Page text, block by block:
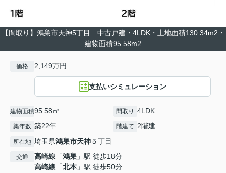
【間取り】鴻巣市天神5丁目 中古戸建・4LDK・土地面積130.34m2・
建物面積95.58m2
価格 2,149万円
支払いシミュレーション
建物面積95.58㎡ 間取り 4LDK
築年数 築22年 階建て 2階建
所在地 埼玉県鴻巣市天神５丁目
交通 高崎線 「鴻巣 」駅 徒歩18分
高崎線 「北本 」駅 徒歩50分